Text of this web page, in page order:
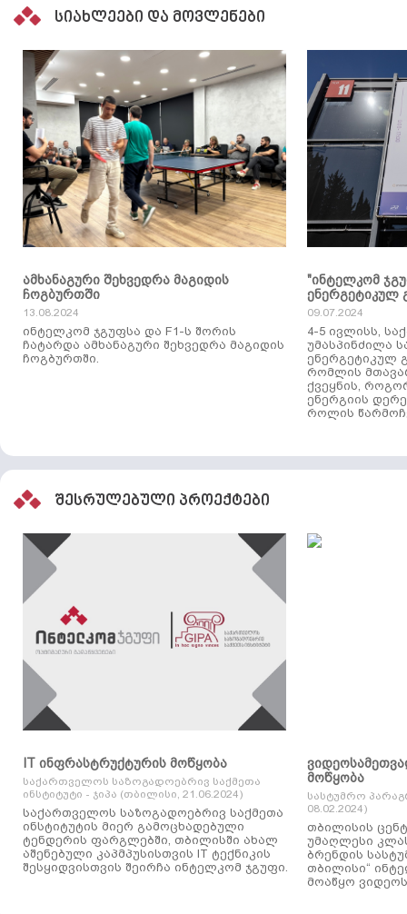
სიახლეები და მოვლენები
ამხანაგური შეხვედრა მაგიდის
ჩოგბურთში
13.08.2024
ინტელკომ ჯგუფსა და F1-ს შორის
ჩატარდა ამხანაგური შეხვედრა მაგიდის
ჩოგბურთში.
"ინტელკომ
ენერგეტიკულ
09.07.2024
4-5 ივლისს,
უმასპინძილა
ენერგეტიკულ
რომლის
ქვეყნის,
ენერგიის
როლის
შესრულებული პროექტები
IT ინფრასტრუქტურის მოწყობა
საქართველოს საზოგადოებრივ საქმეთა
ინსტიტუტი - ჯიპა (თბილისი, 21.06.2024)
საქართველოს საზოგადოებრივ საქმეთა
ინსტიტუტის მიერ გამოცხადებული
ტენდერის ფარგლებში, თბილისში ახალ
აშენებული კაპმპუსისთვის IT ტექნიკის
შესყიდვისთვის შეირჩა ინტელკომ ჯგუფი.
მოწყობა
სასტუმრო
08.02.2024)
თბილისის
უმაღლესი
ბრენდის
თბილისი“
მოაწყო